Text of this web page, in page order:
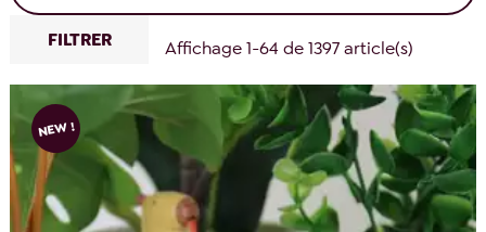
FILTRER Affichage 1-64 de 1397 article(s)
NEW !